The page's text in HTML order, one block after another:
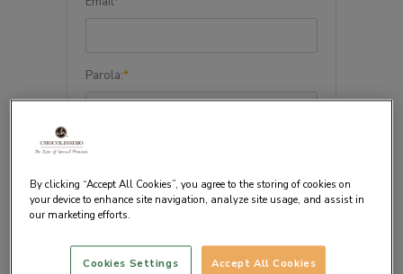
Parola:*
Confirma parola:
DETALIILE PERSONALE
By clicking “Accept All Cookies”, you agree to the storing of cookies on
your device to enhance site navigation, analyze site usage, and assist in
our marketing efforts.
Accept All Cookies
Cookies Settings